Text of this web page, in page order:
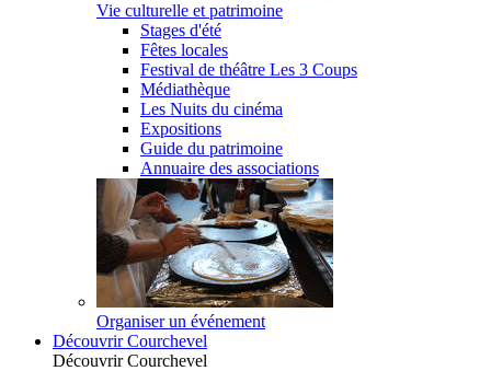
Vie culturelle et patrimoine
Stages d'été
Fêtes locales
Festival de théâtre Les 3 Coups
Médiathèque
Les Nuits du cinéma
Expositions
Guide du patrimoine
Annuaire des associations
Organiser un événement
Découvrir Courchevel
Découvrir Courchevel